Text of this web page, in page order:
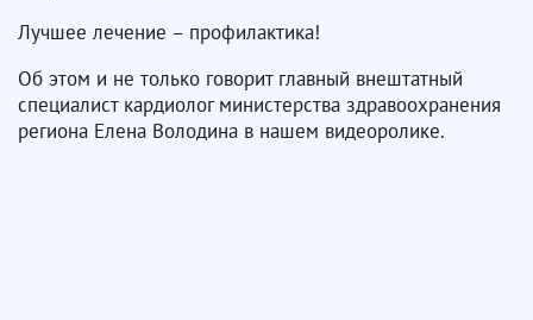
Лучшее лечение – профилактика!
Об этом и не только говорит главный внештатный
специалист кардиолог министерства здравоохранения
региона Елена Володина в нашем видеоролике.